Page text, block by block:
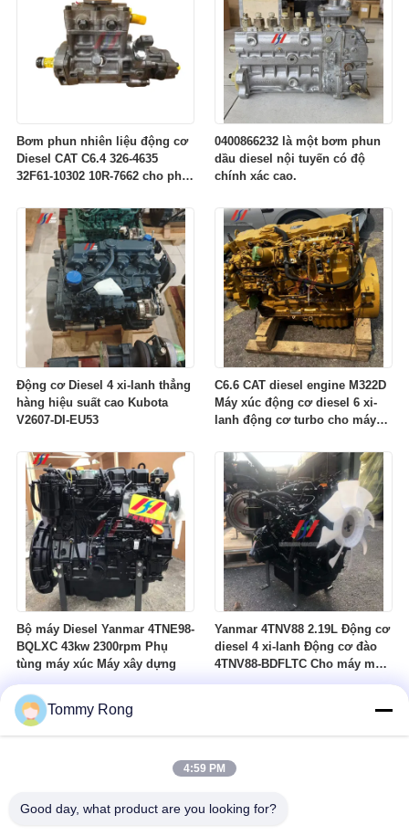
Bơm phun nhiên liệu động cơ
Diesel CAT C6.4 326-4635
32F61-10302 10R-7662 cho phụ
0400866232 là một bơm phun
dầu diesel nội tuyến có độ
chính xác cao.
Động cơ Diesel 4 xi-lanh thẳng
hàng hiệu suất cao Kubota
V2607-DI-EU53
C6.6 CAT diesel engine M322D
Máy xúc động cơ diesel 6 xi-
lanh động cơ turbo cho máy
Bộ máy Diesel Yanmar 4TNE98-
BQLXC 43kw 2300rpm Phụ
tùng máy xúc Máy xây dựng
Yanmar 4TNV88 2.19L Động cơ
diesel 4 xi-lanh Động cơ đào
4TNV88-BDFLTC Cho máy móc
xây dựng
Tommy Rong
4:59 PM
Good day, what product are you looking for?